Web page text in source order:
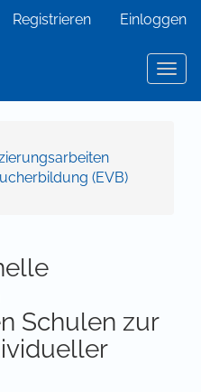
Registrieren Einloggen
(EVB)
Schulen zur